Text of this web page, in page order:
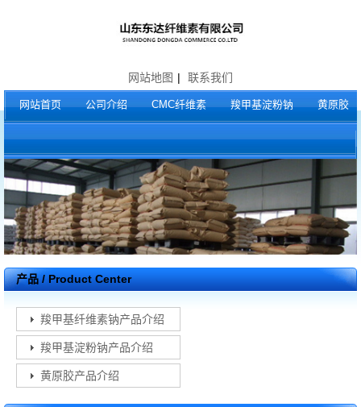
网站地图 | 联系我们
网站首页 公司介绍 CMC纤维素 羧甲基淀粉钠 黄原胶
产品 / Product Center
羧甲基纤维素钠产品介绍
羧甲基淀粉钠产品介绍
黄原胶产品介绍